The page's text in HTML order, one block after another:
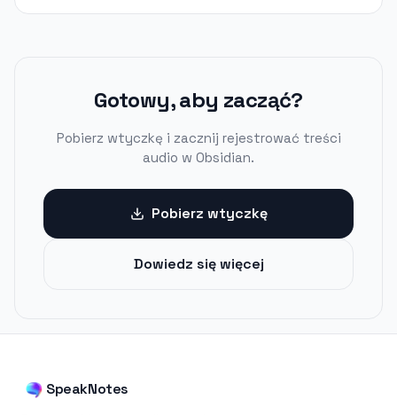
Gotowy, aby zacząć?
Pobierz wtyczkę i zacznij rejestrować treści
audio w Obsidian.
Pobierz wtyczkę
Dowiedz się więcej
SpeakNotes